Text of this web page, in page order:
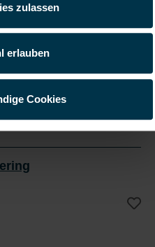
zulassen
erlauben
Cookies